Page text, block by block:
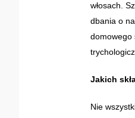
włosach.
dbania o
domowego
Jakich
Nie